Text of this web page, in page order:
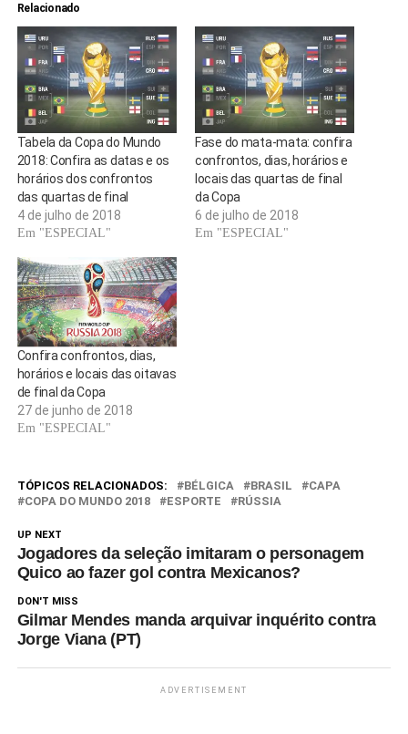
Relacionado
Tabela da Copa do Mundo
2018: Confira as datas e os
horários dos confrontos
das quartas de final
4 de julho de 2018
Em "ESPECIAL"
Fase do mata-mata: confira
confrontos, dias, horários e
locais das quartas de final
da Copa
6 de julho de 2018
Em "ESPECIAL"
Confira confrontos, dias,
horários e locais das oitavas
de final da Copa
27 de junho de 2018
Em "ESPECIAL"
TÓPICOS RELACIONADOS: BÉLGICA BRASIL
CAPA
COPA DO MUNDO 2018
ESPORTE RÚSSIA
UP NEXT
Jogadores da seleção imitaram o personagem
Quico ao fazer gol contra Mexicanos?
DON'T MISS
Gilmar Mendes manda arquivar inquérito contra
Jorge Viana (PT)
ADVERTISEMENT